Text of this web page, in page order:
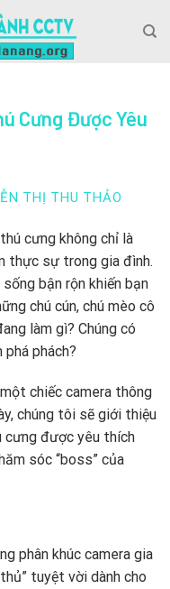
Cưng Được Yêu
THỊ THU THẢO
cưng không chỉ là
thực sự trong gia đình.
bận rộn khiến bạn
chú cún, chú mèo cô
làm gì? Chúng có
phá phách?
chiếc camera thông
chúng tôi sẽ giới thiệu
cưng được yêu thích
sóc “boss” của
phân khúc camera gia
tuyệt vời dành cho